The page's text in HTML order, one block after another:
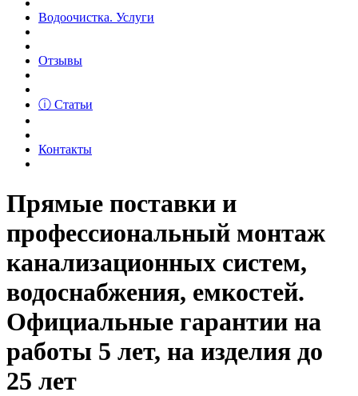
Водоочистка. Услуги
Отзывы
ⓘ Статьи
Контакты
Прямые поставки и
профессиональный монтаж
канализационных систем,
водоснабжения, емкостей.
Официальные гарантии на
работы 5 лет, на изделия до
25 лет